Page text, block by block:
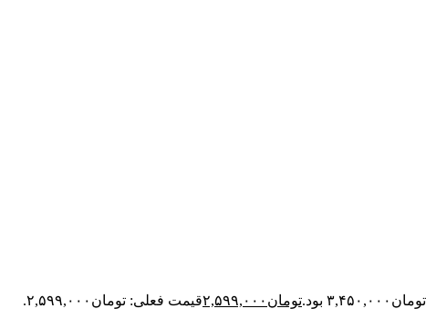
بود. تومان ۲,۵۹۹,۰۰۰قیمت فعلی: تومان۲,۵۹۹,۰۰۰.